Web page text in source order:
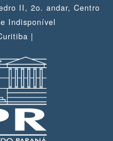
II, 2o. andar, Centro
Indisponível
|